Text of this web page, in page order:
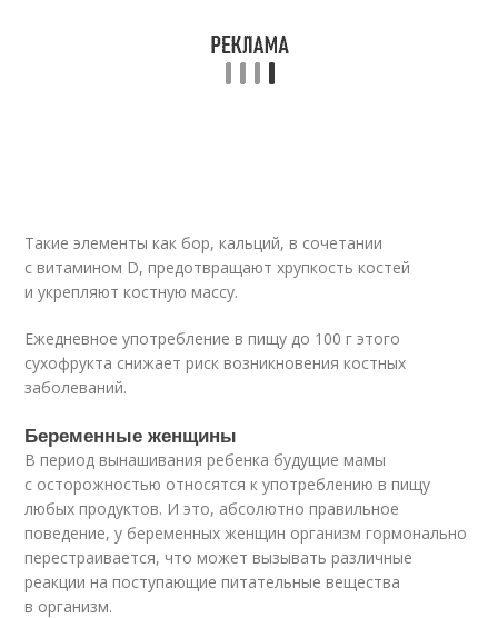
Такие элементы как бор, кальций, в сочетании
с витамином D, предотвращают хрупкость костей
и укрепляют костную массу.
Ежедневное употребление в пищу до 100 г этого
сухофрукта снижает риск возникновения костных
заболеваний.
Беременные женщины
В период вынашивания ребенка будущие мамы
с осторожностью относятся к употреблению в пищу
любых продуктов. И это, абсолютно правильное
поведение, у беременных женщин организм гормонально
перестраивается, что может вызывать различные
реакции на поступающие питательные вещества
в организм.